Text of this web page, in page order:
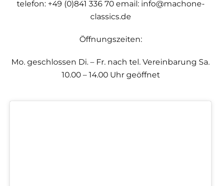
telefon: +49 (0)841 336 70email: info@machone-
classics.de
Öffnungszeiten:
Mo. geschlossen Di. – Fr. nach tel. Vereinbarung Sa.
10.00 – 14.00 Uhr geöffnet